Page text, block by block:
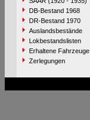
DB-Bestand 1968
DR-Bestand 1970
Auslandsbestände
Lokbestandslisten
Erhaltene Fahrzeuge
Zerlegungen